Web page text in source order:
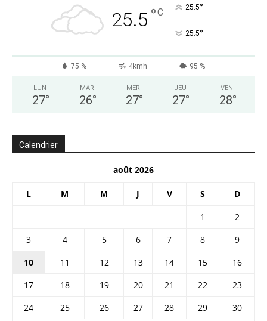
25.5 °C 25.5°
25.5°
75 % 4kmh 95 %
LUN
27°
MAR
26°
MER
27°
JEU
27°
VEN
28°
Calendrier
août 2026
L M M J V S D
1
2
3
4 5 6 7 8
9
10
11 12 13 14 15
16
17
18 19 20 21 22
23
24
25 26 27 28 29
30